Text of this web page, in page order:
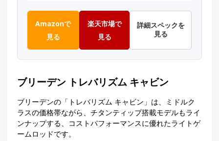
Amazonで
見る
楽天市場で
見る
詳細スペックを
見る
ブリーデン トレバリズム キャビン
ブリーデンの「トレバリズム キャビン」は、ミドルク
ラスの価格帯ながら、チタンティップ搭載モデルもライ
ンナップする、コストパフォーマンスに優れたライトゲ
ームロッドです。